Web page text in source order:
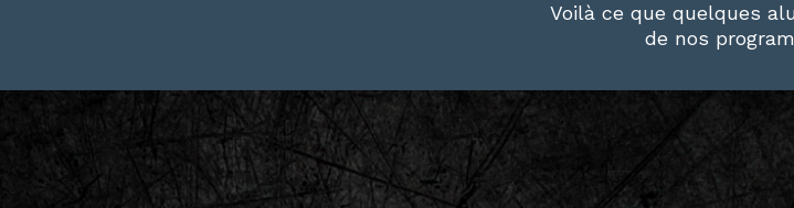
Voilà ce que quelques
de nos